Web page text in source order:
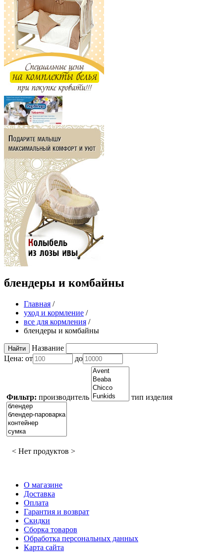
блендеры и комбайны
Главная /
уход и кормление /
все для кормления /
блендеры и комбайны
Название
Цена: от до
Фильтр: производитель тип изделия
< Нет продуктов >
О магазине
Доставка
Оплата
Гарантия и возврат
Скидки
Сборка товаров
Обработка персональных данных
Карта сайта